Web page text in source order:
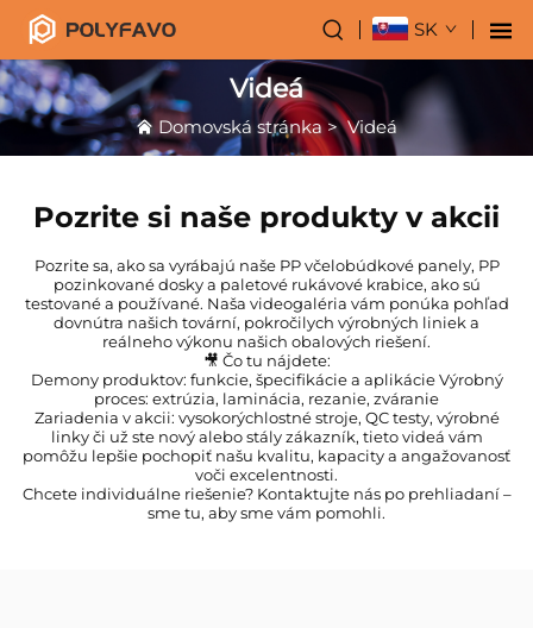
SK
Videá
Domovská stránka>Videá
Pozrite si naše produkty v akcii
Pozrite sa, ako sa vyrábajú naše PP včelobúdkové panely, PP
pozinkované dosky a paletové rukávové krabice, ako sú
testované a používané. Naša videogaléria vám ponúka pohľad
dovnútra našich tovární, pokročilych výrobných liniek a
reálneho výkonu našich obalových riešení.
🎥 Čo tu nájdete:
Demony produktov: funkcie, špecifikácie a aplikácie Výrobný
proces: extrúzia, laminácia, rezanie, zváranie
Zariadenia v akcii: vysokorýchlostné stroje, QC testy, výrobné
linky či už ste nový alebo stály zákazník, tieto videá vám
pomôžu lepšie pochopiť našu kvalitu, kapacity a angažovanosť
voči excelentnosti.
Chcete individuálne riešenie? Kontaktujte nás po prehliadaní –
sme tu, aby sme vám pomohli.